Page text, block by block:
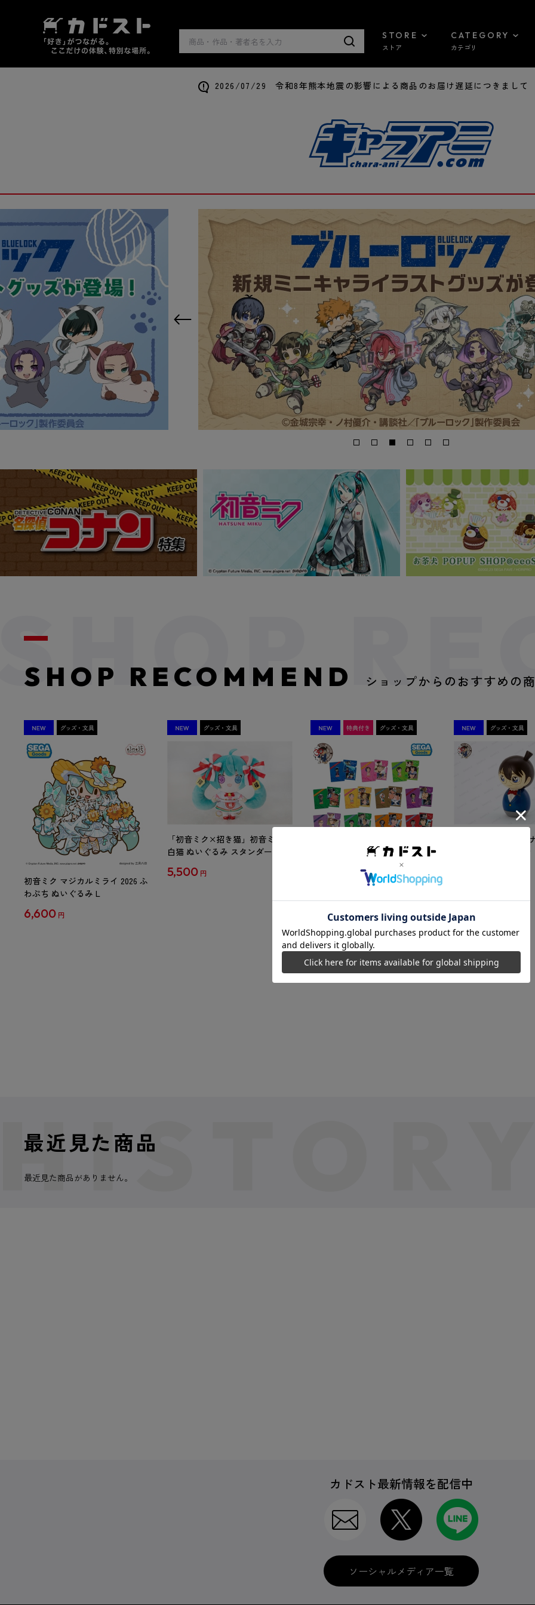
STORE
ストア
CATEGORY
カテゴリ
2026/07/29 令和8年熊本地震の影響による商品のお届け遅延につきまして
SHOP RECOMMEND ショップからのおすすめの
初音ミク マジカルミライ 2026 ふ
わぷち ぬいぐるみ L
6,600 円
「初音ミク×招き猫」初音ミク
白猫 ぬいぐるみ スタンダード
5,500 円
【カドスト特典付き】 名探偵コ
【1BOX】
8,250 円
【再販】「名探偵コ
こけし 江戸川コナン
最近見た商品
最近見た商品がありません。
カドスト最新情報を配信中
ソーシャルメディア一覧